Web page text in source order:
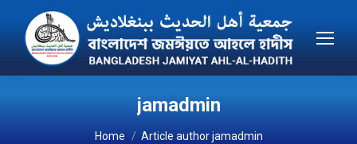
jamadmin
You are here:
Home Article author jamadmin